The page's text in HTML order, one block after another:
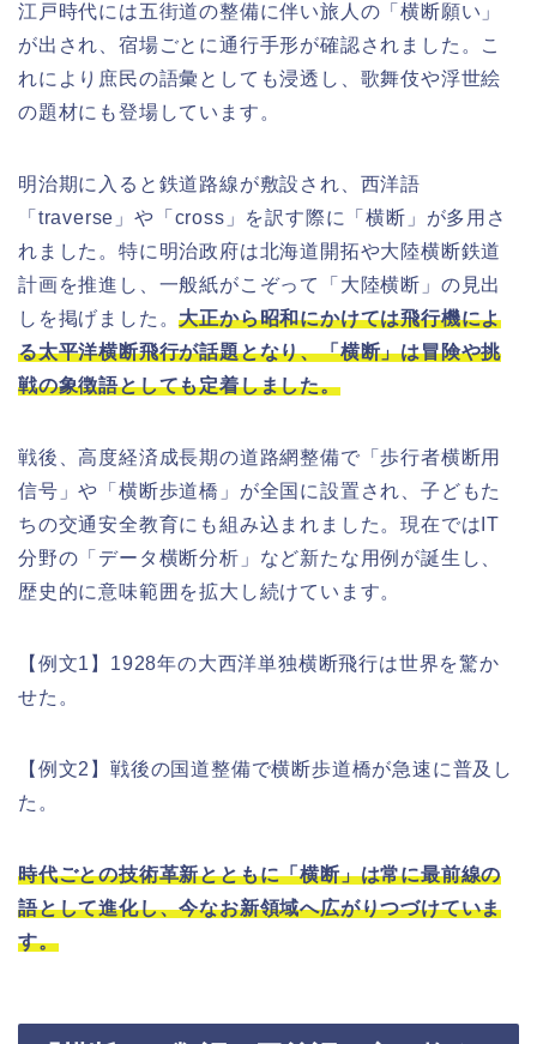
江戸時代には五街道の整備に伴い旅人の「横断願い」
が出され、宿場ごとに通行手形が確認されました。こ
れにより庶民の語彙としても浸透し、歌舞伎や浮世絵
の題材にも登場しています。
明治期に入ると鉄道路線が敷設され、西洋語
「traverse」や「cross」を訳す際に「横断」が多用さ
れました。特に明治政府は北海道開拓や大陸横断鉄道
計画を推進し、一般紙がこぞって「大陸横断」の見出
しを掲げました。大正から昭和にかけては飛行機によ
る太平洋横断飛行が話題となり、「横断」は冒険や挑
戦の象徴語としても定着しました。
戦後、高度経済成長期の道路網整備で「歩行者横断用
信号」や「横断歩道橋」が全国に設置され、子どもた
ちの交通安全教育にも組み込まれました。現在ではIT
分野の「データ横断分析」など新たな用例が誕生し、
歴史的に意味範囲を拡大し続けています。
【例文1】1928年の大西洋単独横断飛行は世界を驚か
せた。
【例文2】戦後の国道整備で横断歩道橋が急速に普及し
た。
時代ごとの技術革新とともに「横断」は常に最前線の
語として進化し、今なお新領域へ広がりつづけていま
す。